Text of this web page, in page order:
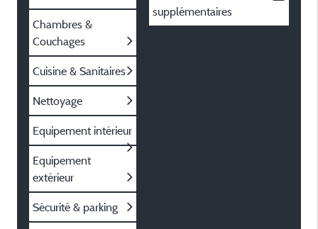
Chambres &
Couchages
Cuisine & Sanitaires
Nettoyage
Equipement intérieur
Equipement
extérieur
Sécurité & parking
supplémentaires